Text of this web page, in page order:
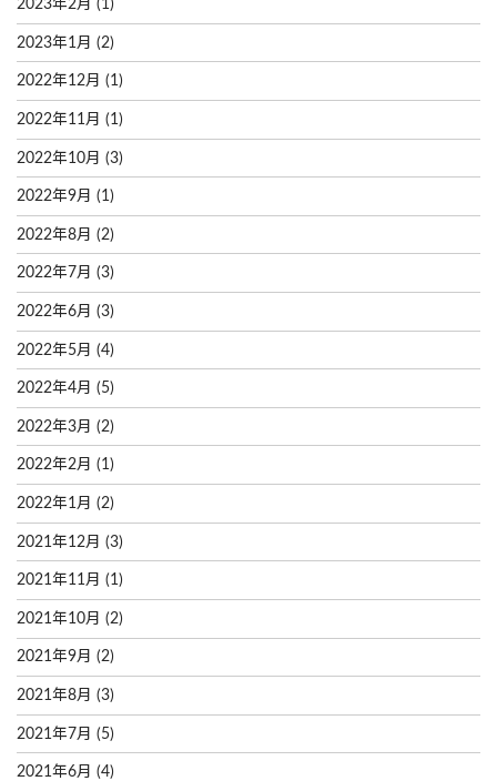
2023年2月 (1)
2023年1月 (2)
2022年12月 (1)
2022年11月 (1)
2022年10月 (3)
2022年9月 (1)
2022年8月 (2)
2022年7月 (3)
2022年6月 (3)
2022年5月 (4)
2022年4月 (5)
2022年3月 (2)
2022年2月 (1)
2022年1月 (2)
2021年12月 (3)
2021年11月 (1)
2021年10月 (2)
2021年9月 (2)
2021年8月 (3)
2021年7月 (5)
2021年6月 (4)